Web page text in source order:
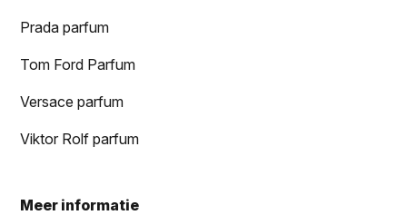
Prada parfum
Tom Ford Parfum
Versace parfum
Viktor Rolf parfum
Meer informatie